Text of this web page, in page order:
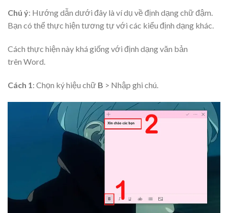
Chú ý: Hướng dẫn dưới đây là ví dụ về định dạng chữ đậm.
Bạn có thể thực hiện tương tự với các kiểu định dạng khác.
Cách thực hiện này khá giống với định dạng văn bản
trên Word.
Cách 1: Chọn ký hiệu chữ B > Nhập ghi chú.